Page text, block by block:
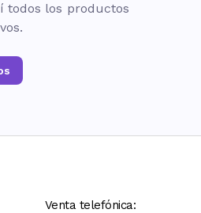
todos los productos
Venta telefónica: